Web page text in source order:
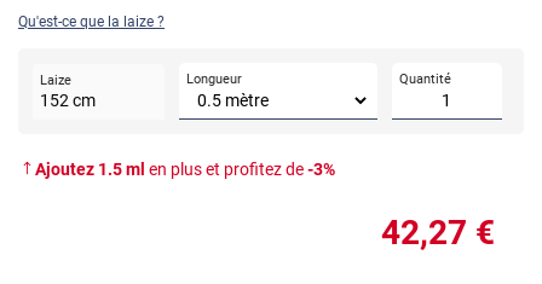
Qu'est-ce que la laize ?
Laize
152 cm
Longueur Quantité
Ajoutez 1.5ml en plus et profitez de-3%
42,27 €